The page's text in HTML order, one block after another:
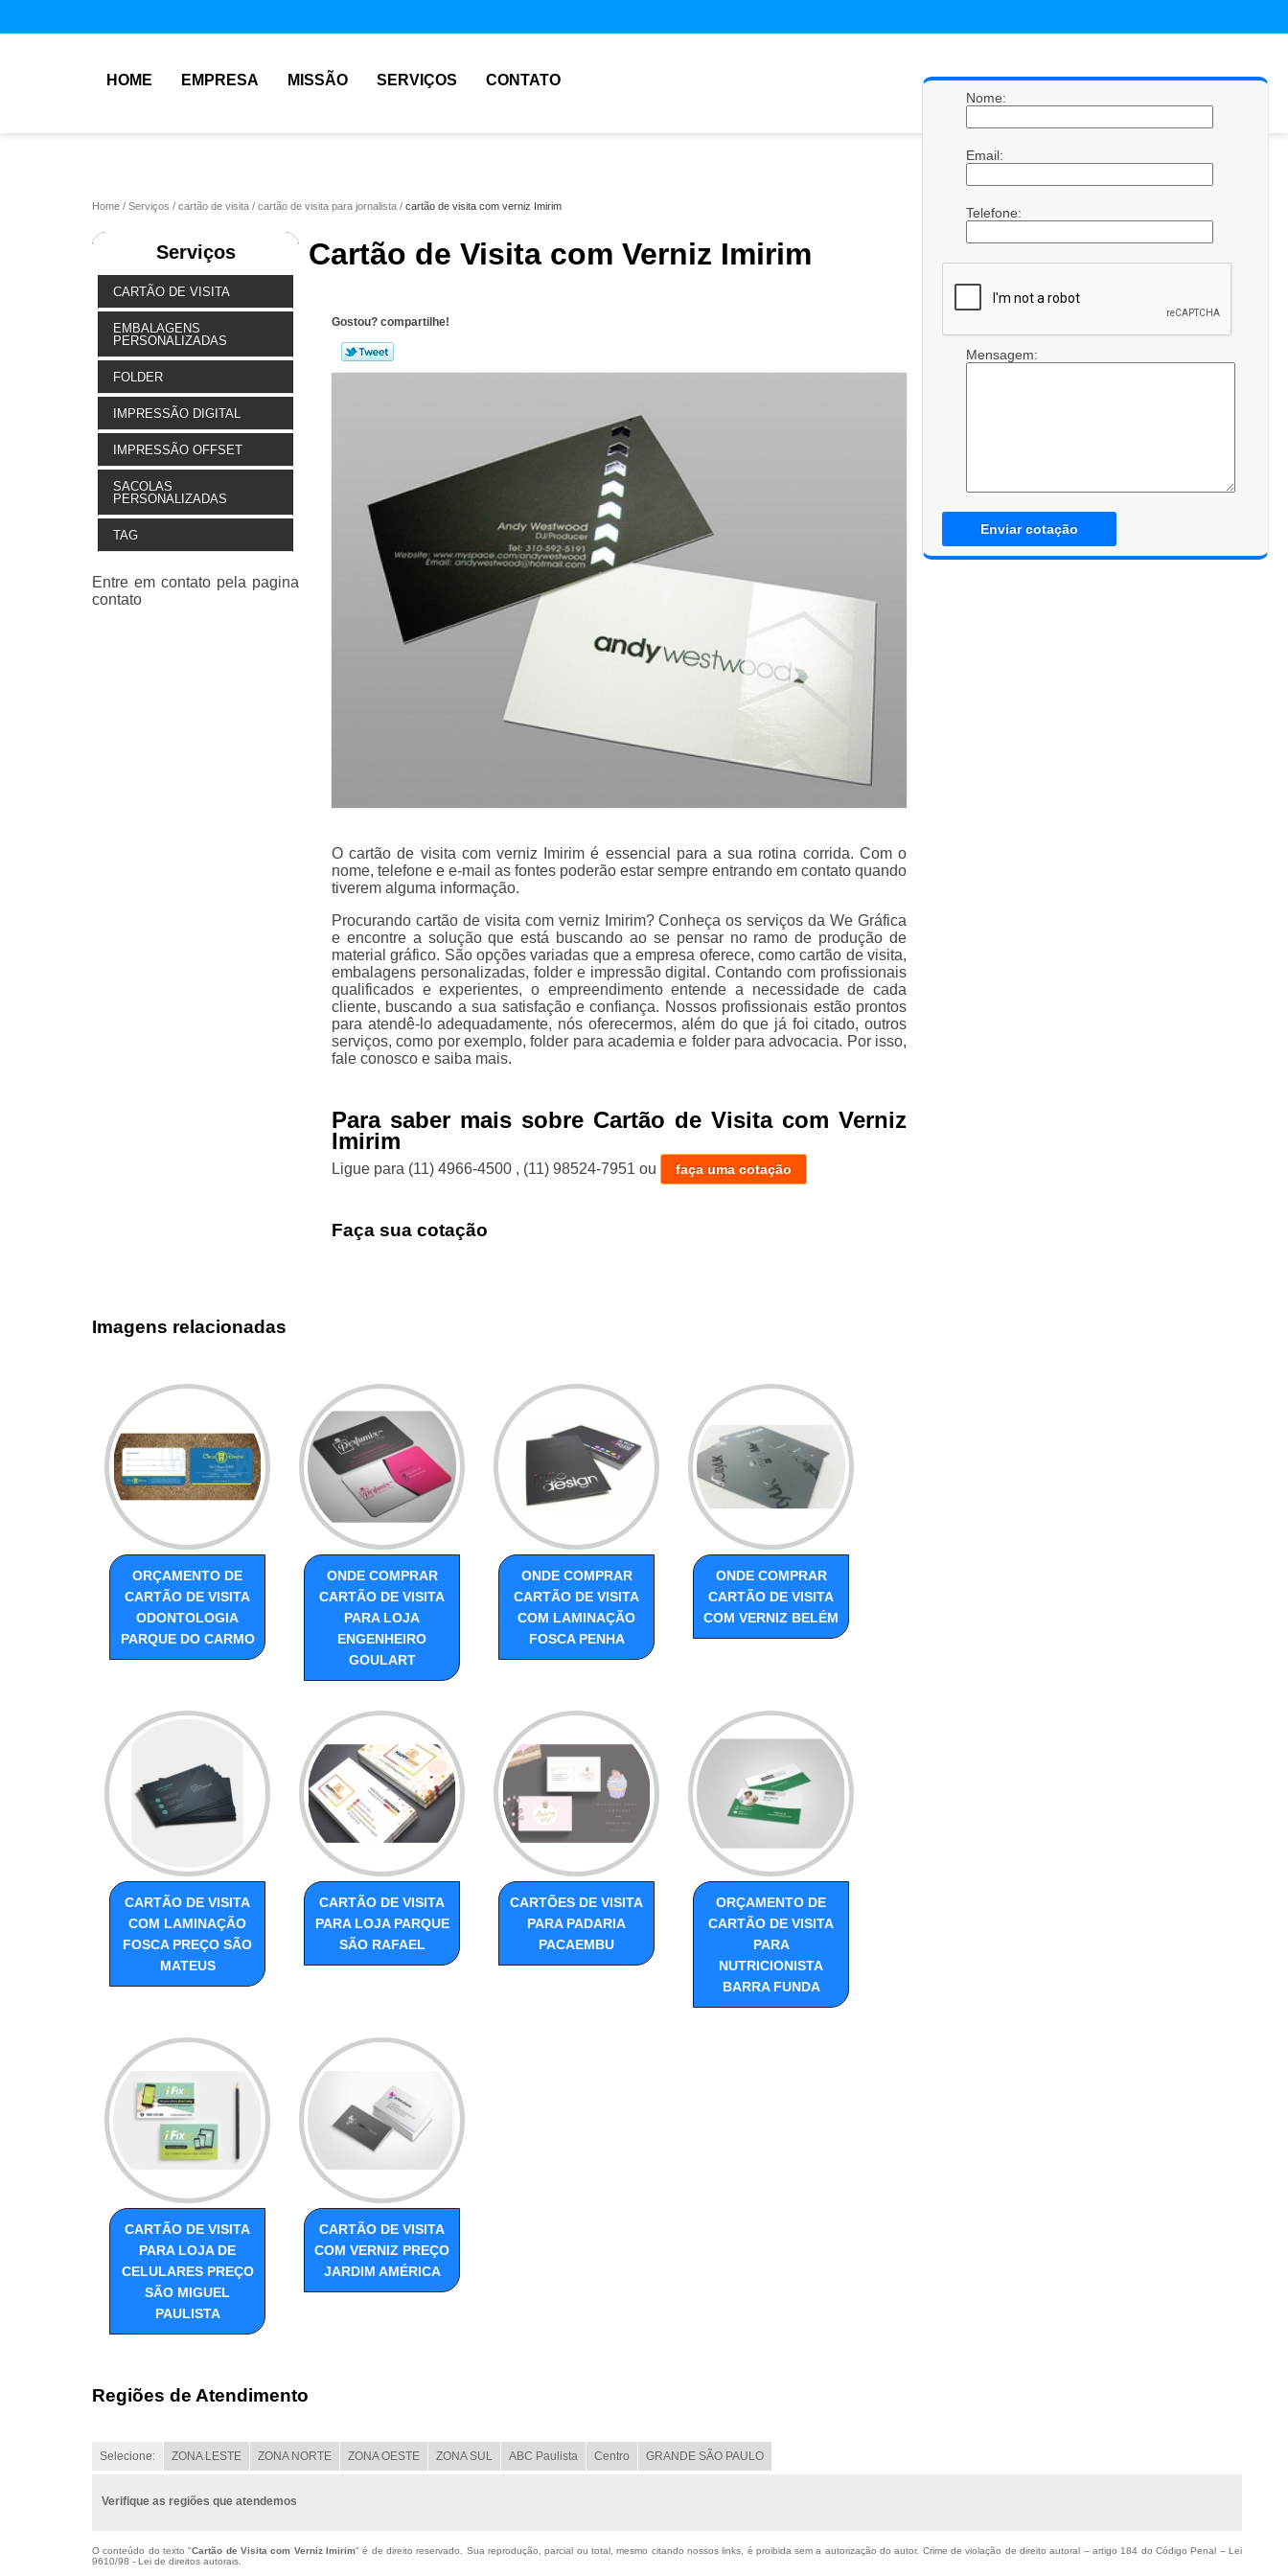
HOME EMPRESA MISSÃO SERVIÇOS CONTATO
Home Serviços cartão de visita cartão de visita para jornalista cartão de visita com verniz Imirim
Serviços
CARTÃO DE VISITA
EMBALAGENS
PERSONALIZADAS
FOLDER
IMPRESSÃO DIGITAL
IMPRESSÃO OFFSET
SACOLAS
PERSONALIZADAS
TAG
Cartão de Visita com Verniz Imirim
Gostou? compartilhe!
O cartão de visita com verniz Imirim é essencial para a sua rotina corrida. Com o
nome, telefone e e-mail as fontes poderão estar sempre entrando em contato quando
tiverem alguma informação.
Procurando cartão de visita com verniz Imirim? Conheça os serviços da We Gráfica
e encontre a solução que está buscando ao se pensar no ramo de produção de
material gráfico. São opções variadas que a empresa oferece, como cartão de visita,
embalagens personalizadas, folder e impressão digital. Contando com profissionais
qualificados e experientes, o empreendimento entende a necessidade de cada
cliente, buscando a sua satisfação e confiança. Nossos profissionais estão prontos
para atendê-lo adequadamente, nós oferecermos, além do que já foi citado, outros
serviços, como por exemplo, folder para academia e folder para advocacia. Por isso,
fale conosco e saiba mais.
Para saber mais sobre Cartão de Visita com Verniz
Imirim
Ligue para (11) 4966-4500 , (11) 98524-7951 ou faça uma cotação
Faça sua cotação
Nome:
Email:
Telefone:
Mensagem:
Enviar cotação
Imagens relacionadas
ORÇAMENTO DE
CARTÃO DE VISITA
ODONTOLOGIA
PARQUE DO CARMO
ONDE COMPRAR
CARTÃO DE VISITA
PARA LOJA
ENGENHEIRO
GOULART
ONDE COMPRAR
CARTÃO DE VISITA
COM LAMINAÇÃO
FOSCA PENHA
ONDE COMPRAR
CARTÃO DE VISITA
COM VERNIZ BELÉM
CARTÃO DE VISITA
COM LAMINAÇÃO
FOSCA PREÇO SÃO
MATEUS
CARTÃO DE VISITA
PARA LOJA PARQUE
SÃO RAFAEL
CARTÕES DE VISITA
PARA PADARIA
PACAEMBU
ORÇAMENTO DE
CARTÃO DE VISITA
PARA
NUTRICIONISTA
BARRA FUNDA
CARTÃO DE VISITA
PARA LOJA DE
CELULARES PREÇO
SÃO MIGUEL
PAULISTA
CARTÃO DE VISITA
COM VERNIZ PREÇO
JARDIM AMÉRICA
Regiões de Atendimento
Selecione: ZONA LESTE ZONA NORTE ZONA OESTE ZONA SUL ABC Paulista Centro GRANDE SÃO PAULO
Verifique as regiões que atendemos
O conteúdo do texto "Cartão de Visita com Verniz Imirim" é de direito reservado. Sua reprodução, parcial ou total, mesmo citando nossos links, é proibida sem a autorização do autor. Crime de violação de direito autoral – artigo 184 do Código Penal –Lei
9610/98 - Lei de direitos autorais